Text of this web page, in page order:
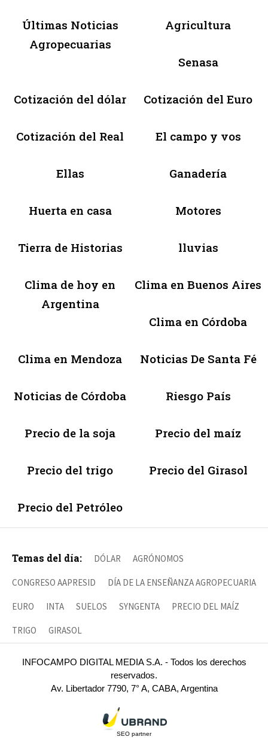
Últimas Noticias
Agropecuarias
Agricultura
Senasa
Cotización del dólar Cotización del Euro
Cotización del Real El campo y vos
Ellas Ganadería
Huerta en casa Motores
Tierra de Historias lluvias
Clima de hoy en
Argentina
Clima en Buenos Aires
Clima en Córdoba
Clima en Mendoza Noticias De Santa Fé
Noticias de Córdoba Riesgo País
Precio de la soja Precio del maíz
Precio del trigo Precio del Girasol
Precio del Petróleo
Temas del día: DÓLAR AGRÓNOMOS
CONGRESO AAPRESID DÍA DE LA ENSEÑANZA AGROPECUARIA
EURO INTA SUELOS SYNGENTA PRECIO DEL MAÍZ
TRIGO GIRASOL
INFOCAMPO DIGITAL MEDIA S.A. - Todos los derechos
reservados.
Av. Libertador 7790, 7° A, CABA, Argentina
SEO partner